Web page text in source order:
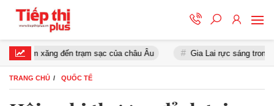
xăng đến trạm sạc của châu Âu Gia Lai rực sáng trong đêm
TRANG CHỦ QUỐC TẾ